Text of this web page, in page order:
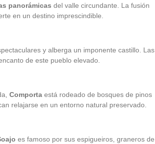
panorámicas del valle circundante. La fusión
en un destino imprescindible.
y alberga un imponente castillo. Las
de este pueblo elevado.
Comporta está rodeado de bosques de pinos
relajarse en un entorno natural preservado.
es famoso por sus espigueiros, graneros de